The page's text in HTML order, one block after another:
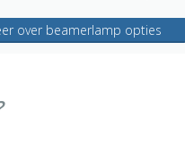
over beamerlamp opties